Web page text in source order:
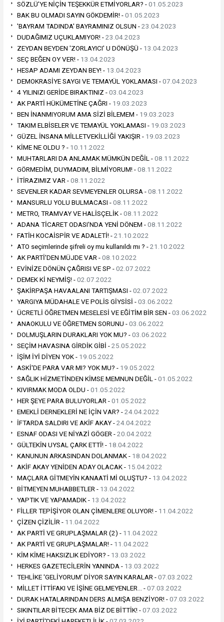
SÖZLÜ'YE NİÇİN TEŞEKKÜR ETMİYORLAR? -01.05.2023
BAK BU OLMADI SAYIN GÖKDEMİR! -01.05.2023
'BAYRAM TADINDA' BAYRAMINIZ OLSUN -23.04.2023
DUDAĞIMIZ UÇUKLAMIYOR! -23.04.2023
ZEYDAN BEYDEN 'ZORLAYICI' U DÖNÜŞÜ - 13.04.2023
SEÇ BEĞEN OY VER! - 13.04.2023
HESAP ADAMI ZEYDAN BEY! - 13.04.2023
DEMOKRASİYE SAYGI VE TEMAYÜL YOKLAMASI -07.04.2023
4 YILINIZI GERİDE BIRAKTINIZ -03.04.2023
AK PARTİ HÜKÜMETİNE ÇAĞRI - 19.03.2023
BEN İNANMIYORUM AMA SİZİ BİLEMEM - 19.03.2023
TAKIM ELBİSELER VE TEMAYÜL YOKLAMASI - 19.03.2023
GÜZEL İNSANA MİLLETVEKİLLİĞİ YAKIŞIR - 19.03.2023
KİME NE OLDU ? - 10.11.2022
MUHTARLARI DA ANLAMAK MÜMKÜN DEĞİL -08.11.2022
GÖRMEDİM, DUYMADIM, BİLMİYORUM! -08.11.2022
İTİRAZIMIZ VAR -08.11.2022
SEVENLER KADAR SEVMEYENLER OLURSA -08.11.2022
MANSURLU YOLU BULMACASI -08.11.2022
METRO, TRAMVAY VE HALİSÇELİK -08.11.2022
ADANA TİCARET ODASI'NDA YENİ DÖNEM -08.11.2022
FATİH KOCAİSPİR VE ADALETİ! -21.10.2022
ATO seçimlerinde şifreli oy mu kullanıldı mı ? -21.10.2022
AK PARTİ'DEN MÜJDE VAR -08.10.2022
EVİNİZE DÖNÜN ÇAĞRISI VE SP -02.07.2022
DEMEK Kİ NEYMİŞ! -02.07.2022
ŞAKİRPAŞA HAVAALANI TARTIŞMASI -02.07.2022
YARGIYA MÜDAHALE VE POLİS GİYSİSİ -03.06.2022
ÜCRETLİ ÖĞRETMEN MESELESİ VE EĞİTİM BİR SEN -03.06.2022
ANAOKULU VE ÖĞRETMEN SORUNU -03.06.2022
DOLMUŞLARIN DURAKLARI YOK MU? -03.06.2022
SEÇİM HAVASINA GİRDİK GİBİ -25.05.2022
İŞİM İYİ DİYEN YOK - 19.05.2022
ASKİ'DE PARA VAR MI? YOK MU? - 19.05.2022
SAĞLIK HİZMETİNDEN KİMSE MEMNUN DEĞİL -01.05.2022
KIVIRMAK MODA OLDU -01.05.2022
HER ŞEYE PARA BULUYORLAR -01.05.2022
EMEKLİ DERNEKLERİ NE İÇİN VAR? -24.04.2022
İFTARDA SALDIRI VE AKİF AKAY -24.04.2022
ESNAF ODASI VE NİYAZİ GÖGER -20.04.2022
GÜLTEKİN UYSAL ÇARK ETTİ! - 18.04.2022
KANUNUN ARKASINDAN DOLANMAK - 18.04.2022
AKİF AKAY YENİDEN ADAY OLACAK - 15.04.2022
MAÇLARA GİTMEYİN KANAATİ Mİ OLUŞTU? - 13.04.2022
BİTMEYEN MUHABBETLER - 13.04.2022
YAPTIK VE YAPAMADIK - 13.04.2022
FİLLER TEPİŞİYOR OLAN ÇİMENLERE OLUYOR! - 11.04.2022
ÇİZEN ÇİZİLİR - 11.04.2022
AK PARTİ VE GRUPLAŞMALAR (2) - 11.04.2022
AK PARTİ VE GRUPLAŞMALAR! - 11.04.2022
KİM KİME HAKSIZLIK EDİYOR? - 13.03.2022
HERKES GAZETECİLERİN YANINDA - 13.03.2022
TEHLİKE 'GELİYORUM' DİYOR SAYIN KARALAR -07.03.2022
MİLLET İTTİFAKI VE İŞİNE GELMEYENLER… -07.03.2022
DURAK HATALARINDAN DERS ALMIŞA BENZİYOR! -07.03.2022
SIKINTILAR BİTECEK AMA BİZ DE BİTTİK! -07.03.2022